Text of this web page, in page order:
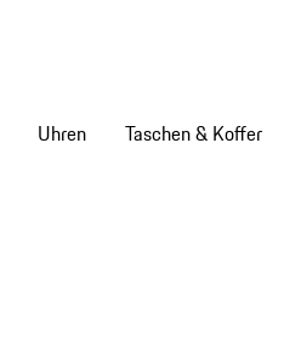
Uhren Taschen & Koffer